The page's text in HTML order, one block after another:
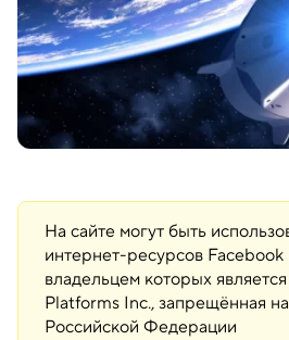
На сайте могут быть
интернет-ресурсов
владельцем которых
Platforms Inc., запрещённая
Российской Федерации